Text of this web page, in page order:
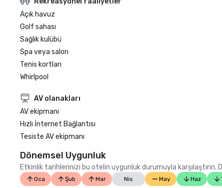
Açık havuz
Golf sahası
Sağlık kulübü
Spa veya salon
Tenis kortları
Whirlpool
AV olanakları
AV ekipmanı
Hızlı İnternet Bağlantısı
Tesiste AV ekipmanı
Dönemsel Uygunluk
Etkinlik tarihlerinizi bu otelin uygunluk durumuyla
Oca Şub Mar Nis May Haz